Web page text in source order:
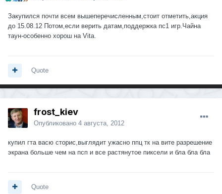
Закупился почти всем вышеперечисленным,стоит отметить,акция
до 15.08.12 Потом,если верить датам,поддержка пс1 игр.Чайна
таун-особенно хорош на Vita.
Quote
frost_kiev
Опубликовано 4 августа, 2012
купил гта васю сторис,выглядит ужасно ппц тк на вите разрешение
экрана больше чем на псп и все растянутое пиксели и бла бла бла
Quote